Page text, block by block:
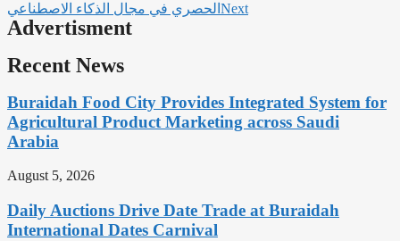
الحصري في مجال الذكاء الاصطناعي Next
Advertisment
Recent News
Buraidah Food City Provides Integrated System for
Agricultural Product Marketing across Saudi
Arabia
August 5, 2026
Daily Auctions Drive Date Trade at Buraidah
International Dates Carnival